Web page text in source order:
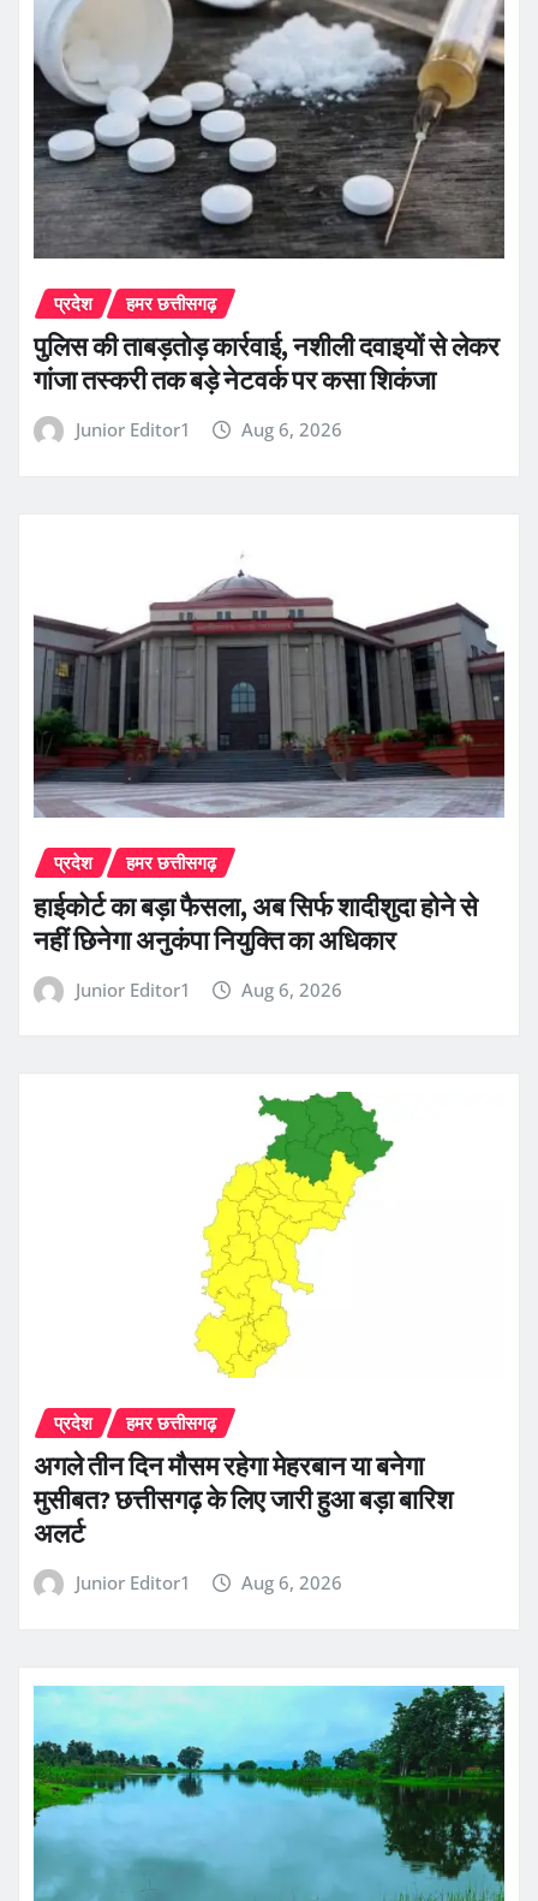
प्रदेश हमर छत्तीसगढ़
पुलिस की ताबड़तोड़ कार्रवाई, नशीली दवाइयों से लेकर
गांजा तस्करी तक बड़े नेटवर्क पर कसा शिकंजा
Junior Editor1 Aug 6, 2026
प्रदेश हमर छत्तीसगढ़
हाईकोर्ट का बड़ा फैसला, अब सिर्फ शादीशुदा होने से
नहीं छिनेगा अनुकंपा नियुक्ति का अधिकार
Junior Editor1 Aug 6, 2026
प्रदेश हमर छत्तीसगढ़
अगले तीन दिन मौसम रहेगा मेहरबान या बनेगा
मुसीबत? छत्तीसगढ़ के लिए जारी हुआ बड़ा बारिश
अलर्ट
Junior Editor1 Aug 6, 2026